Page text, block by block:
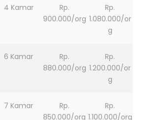
4 Kamar
Rp.
900.000/org
Rp.
1.080.000/or
g
6 Kamar
Rp.
880.000/org
Rp.
1.200.000/or
g
7 Kamar
Rp.
850.000/org
Rp.
1.100.000/org